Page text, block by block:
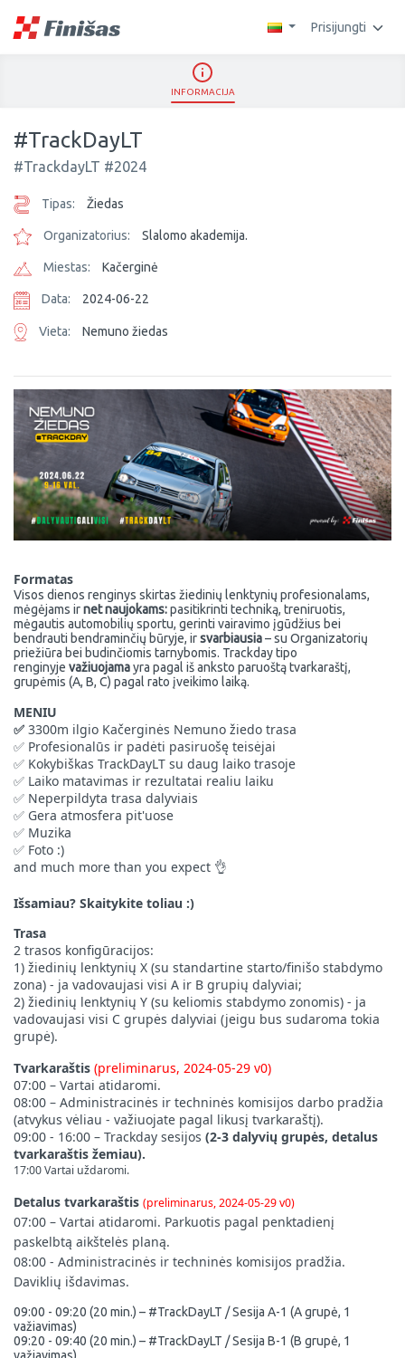
Prisijungti
INFORMACIJA
#TrackDayLT
#TrackdayLT #2024
Tipas: Žiedas
Organizatorius: Slalomo akademija.
Miestas: Kačerginė
Data: 2024-06-22
Vieta: Nemuno žiedas
Formatas
Visos dienos renginys skirtas žiedinių lenktynių profesionalams,
mėgėjams irnet naujokams:pasitikrinti techniką, treniruotis,
mėgautis automobilių sportu, gerinti vairavimo įgūdžius bei
bendrauti bendraminčių būryje, irsvarbiausia– su Organizatorių
priežiūra bei budinčiomis tarnybomis. Trackday tipo
renginyje važiuojamayra pagal iš anksto paruoštą tvarkaraštį,
grupėmis (A, B, C) pagal rato įveikimo laiką.
MENIU
✅ 3300m ilgio Kačerginės Nemuno žiedo trasa
✅ Profesionalūs ir padėti pasiruošę teisėjai
✅ Kokybiškas TrackDayLT su daug laiko trasoje
✅ Laiko matavimas ir rezultatai realiu laiku
✅ Neperpildyta trasa dalyviais
✅ Gera atmosfera pit'uose
✅ Muzika
✅ Foto :)
and much more than you expect 👌
Išsamiau? Skaitykite toliau :)
Trasa
2 trasos konfigūracijos:
1) žiedinių lenktynių X (su standartine starto/finišo stabdymo
zona) - ja vadovaujasi visi A ir B grupių dalyviai;
2) žiedinių lenktynių Y (su keliomis stabdymo zonomis) - ja
vadovaujasi visi C grupės dalyviai (jeigu bus sudaroma tokia
grupė).
Tvarkaraštis (preliminarus, 2024-05-29 v0)
07:00 – Vartai atidaromi.
08:00 – Administracinės ir techninės komisijos darbo pradžia
(atvykus vėliau - važiuojate pagal likusį tvarkaraštį).
09:00 - 16:00 – Trackday sesijos (2-3 dalyvių grupės, detalus
tvarkaraštis žemiau).
17:00 Vartai uždaromi.
Detalus tvarkaraštis (preliminarus, 2024-05-29 v0)
07:00 – Vartai atidaromi. Parkuotis pagal penktadienį
paskelbtą aikštelės planą.
08:00 - Administracinės ir techninės komisijos pradžia.
Daviklių išdavimas.
09:00 - 09:20 (20 min.) – #TrackDayLT / Sesija A-1 (A grupė, 1
važiavimas)
09:20 - 09:40 (20 min.) – #TrackDayLT / Sesija B-1 (B grupė, 1